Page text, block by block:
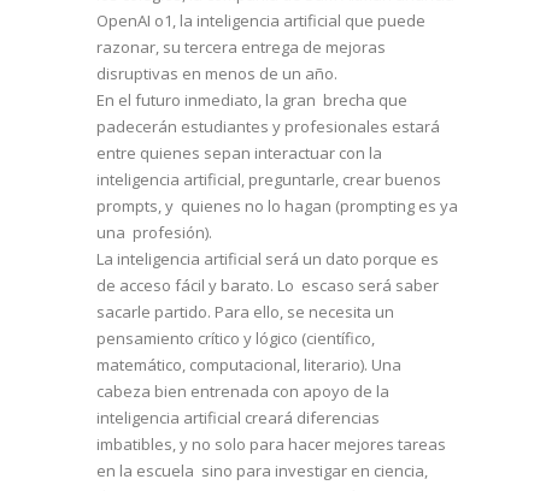
OpenAI o1, la inteligencia artificial que puede
razonar, su tercera entrega de mejoras
disruptivas en menos de un año.
En el futuro inmediato, la gran brecha que
padecerán estudiantes y profesionales estará
entre quienes sepan interactuar con la
inteligencia artificial, preguntarle, crear buenos
prompts, y quienes no lo hagan (prompting es ya
una profesión).
La inteligencia artificial será un dato porque es
de acceso fácil y barato. Lo escaso será saber
sacarle partido. Para ello, se necesita un
pensamiento crítico y lógico (científico,
matemático, computacional, literario). Una
cabeza bien entrenada con apoyo de la
inteligencia artificial creará diferencias
imbatibles, y no solo para hacer mejores tareas
en la escuela sino para investigar en ciencia,